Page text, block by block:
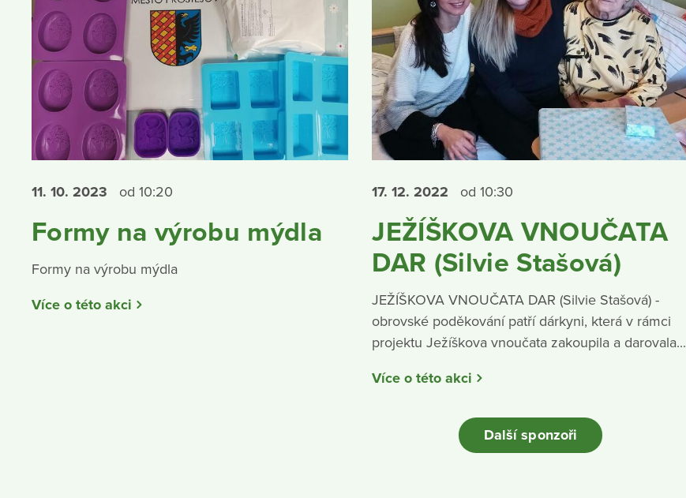
11. 10. 2023 od 10:20
Formy na výrobu mýdla
Formy na výrobu mýdla
Více o této akci
17. 12.2022 od 10:30
JEŽÍŠKOVA VNOUČATA
DAR (Silvie Stašová)
JEŽÍŠKOVA VNOUČATA DAR (Silvie Stašová) -
obrovské poděkování patří dárkyni, která v rámci
projektu Ježíškova vnoučata zakoupila a darovala...
Více o této akci
Další sponzoři